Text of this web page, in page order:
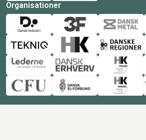
Organisationer